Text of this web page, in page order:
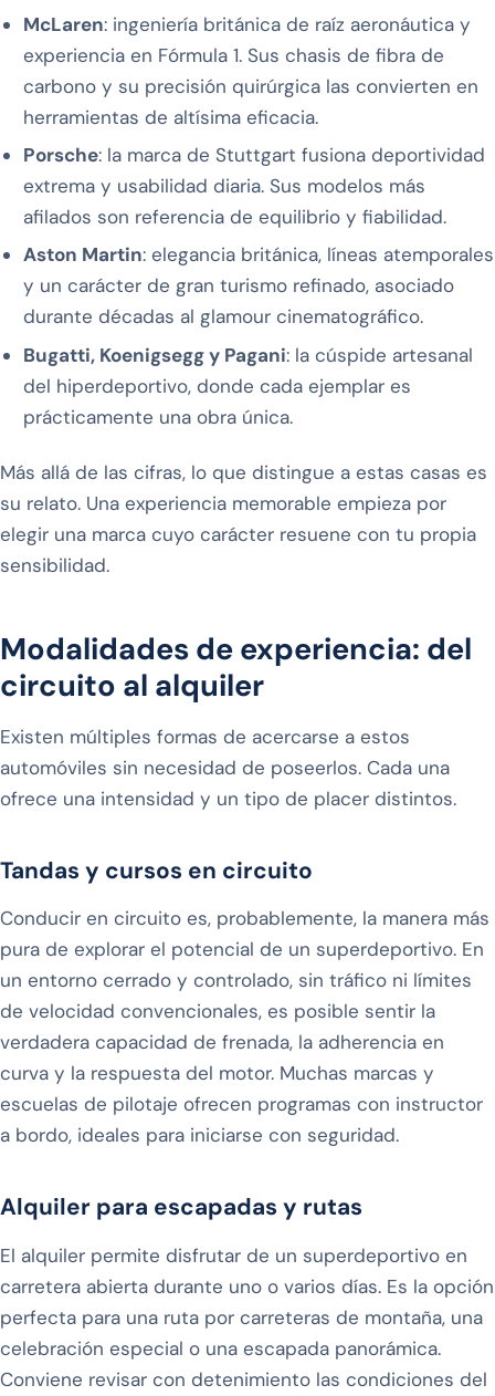
McLaren: ingeniería británica de raíz aeronáutica y
experiencia en Fórmula 1. Sus chasis de fibra de
carbono y su precisión quirúrgica las convierten en
herramientas de altísima eficacia.
Porsche: la marca de Stuttgart fusiona deportividad
extrema y usabilidad diaria. Sus modelos más
afilados son referencia de equilibrio y fiabilidad.
Aston Martin: elegancia británica, líneas atemporales
y un carácter de gran turismo refinado, asociado
durante décadas al glamour cinematográfico.
Bugatti, Koenigsegg y Pagani: la cúspide artesanal
del hiperdeportivo, donde cada ejemplar es
prácticamente una obra única.
Más allá de las cifras, lo que distingue a estas casas es
su relato. Una experiencia memorable empieza por
elegir una marca cuyo carácter resuene con tu propia
sensibilidad.
Modalidades de experiencia: del
circuito al alquiler
Existen múltiples formas de acercarse a estos
automóviles sin necesidad de poseerlos. Cada una
ofrece una intensidad y un tipo de placer distintos.
Tandas y cursos en circuito
Conducir en circuito es, probablemente, la manera más
pura de explorar el potencial de un superdeportivo. En
un entorno cerrado y controlado, sin tráfico ni límites
de velocidad convencionales, es posible sentir la
verdadera capacidad de frenada, la adherencia en
curva y la respuesta del motor. Muchas marcas y
escuelas de pilotaje ofrecen programas con instructor
a bordo, ideales para iniciarse con seguridad.
Alquiler para escapadas y rutas
El alquiler permite disfrutar de un superdeportivo en
carretera abierta durante uno o varios días. Es la opción
perfecta para una ruta por carreteras de montaña, una
celebración especial o una escapada panorámica.
Conviene revisar con detenimiento las condiciones del